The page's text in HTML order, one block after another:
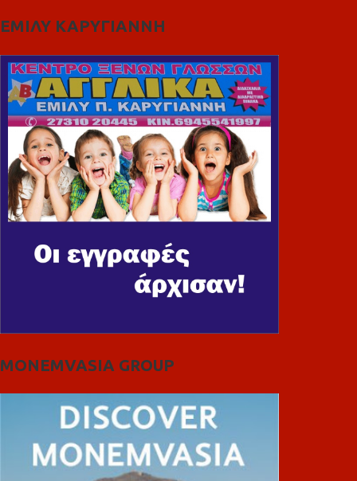
ΕΜΙΛΥ ΚΑΡΥΓΙΑΝΝΗ
MONEMVASIA GROUP